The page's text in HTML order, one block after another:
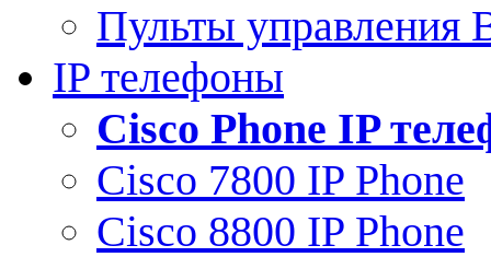
Пульты управления
IP телефоны
Сisco Phone IP
Cisco 7800 IP Phone
Cisco 8800 IP Phone